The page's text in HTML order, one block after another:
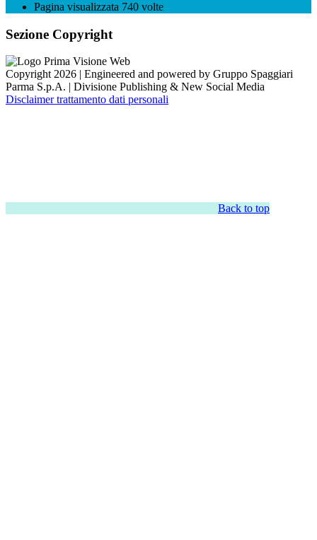
Pagina visualizzata 740 volte
Sezione Copyright
Copyright 2026 | Engineered and powered by Gruppo Spaggiari
Parma S.p.A. | Divisione Publishing & New Social Media
Disclaimer trattamento dati personali
Back to top